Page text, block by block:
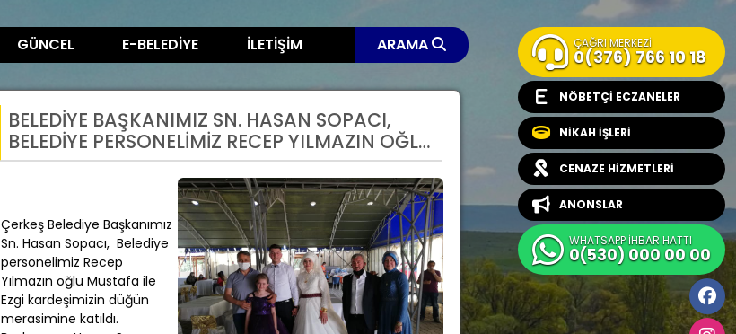
GÜNCEL E-BELEDİYE İLETİŞİM ARAMA
BELEDİYE BAŞKANIMIZ SN. HASAN SOPACI,
BELEDİYE PERSONELİMİZ RECEP YILMAZIN OĞLU
MUSTAFANIN DÜĞÜN MERASİMİNE KATILDI
Çerkeş Belediye Başkanımız
Sn. Hasan Sopacı, Belediye
personelimiz Recep
Yılmazın oğlu Mustafa ile
Ezgi kardeşimizin düğün
merasimine katıldı.
ÇAĞRI MERKEZİ
0(376) 766 10 18
NÖBETÇİ ECZANELER
NİKAH İŞLERİ
CENAZE HİZMETLERİ
ANONSLAR
WHATSAPP İHBAR HATTI
0(530) 000 00 00